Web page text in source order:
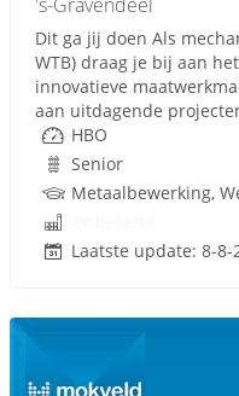
Dit ga jij doen Als
WTB) draag je bij aan
innovatieve
aan uitdagende
HBO
Senior
Laatste update: 8-8-